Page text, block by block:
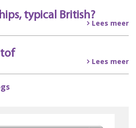
typical British?
Lees meer
Lees meer